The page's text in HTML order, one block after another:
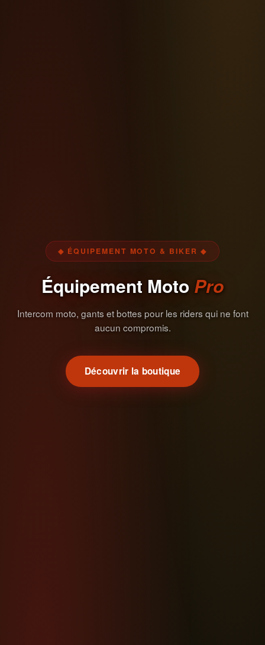
◆ ÉQUIPEMENT MOTO & BIKER ◆
Équipement Moto Pro
Intercom moto, gants et bottes pour les riders qui ne font
aucun compromis.
Découvrir la boutique